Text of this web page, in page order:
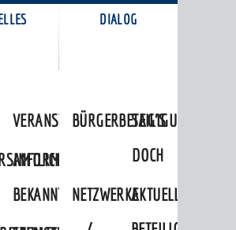
VERANSTALTUNGSKALENDER
AMTLICHE
BEKANNTMACHUNGEN
DIALOG
BÜRGERBETEILIGUNG
SAG'S
DOCH
NETZWERKEAKTUELLE
KARRIEREPORTAL